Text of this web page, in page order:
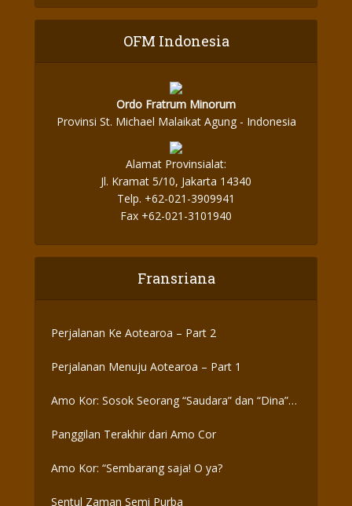
OFM Indonesia
Ordo Fratrum Minorum
Provinsi St. Michael Malaikat Agung - Indonesia
Alamat Provinsialat:
Jl. Kramat 5/10, Jakarta 14340
Telp. +62-021-3909941
Fax +62-021-3101940
Fransriana
Perjalanan Ke Aotearoa – Part 2
Perjalanan Menuju Aotearoa – Part 1
Amo Kor: Sosok Seorang “Saudara” dan “Dina”
Panggilan Terakhir dari Amo Cor
Amo Kor: “Sembarang saja! O ya?
Sentul Zaman Semi Purba